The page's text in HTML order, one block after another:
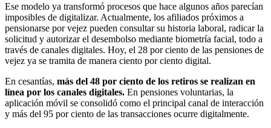
Ese modelo ya transformó procesos que hace algunos años parecían
imposibles de digitalizar. Actualmente, los afiliados próximos a
pensionarse por vejez pueden consultar su historia laboral, radicar la
solicitud y autorizar el desembolso mediante biometría facial, todo a
través de canales digitales. Hoy, el 28 por ciento de las pensiones de
vejez ya se tramita de manera ciento por ciento digital.
En cesantías, más del 48 por ciento de los retiros se realizan en
línea por los canales digitales. En pensiones voluntarias, la
aplicación móvil se consolidó como el principal canal de interacción
y más del 95 por ciento de las transacciones ocurre digitalmente.